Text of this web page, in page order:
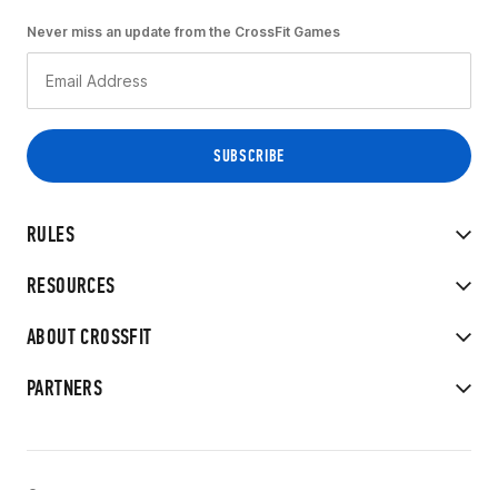
RULES
RESOURCES
ABOUT CROSSFIT
PARTNERS
Never miss an update from the CrossFit Games